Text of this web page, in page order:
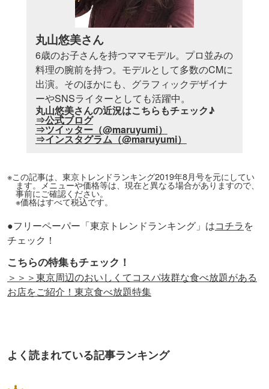
丸山悠美さん
6歳のお子さんを持つママモデル。プロ並みの
料理の腕前を持つ。モデルとして多数のCMに
出演。そのほかにも、グラフィックデザイナ
ーやSNSライターとしても活躍中。
丸山悠美さんの近況はこちらもチェック♪
⇒公式ブログ
⇒ツイッター（@maruyumi）
⇒インスタグラム（@maruyumi）
※この記事は、東京トレンドランキング2019年8月号を元にしてい
ます。メニューや価格等は、現在と異なる場合がありますので、
事前にご確認ください。
※価格はすべて税込です。
●フリーペーパー「東京トレンドランキング」はコチラを
チェック！
こちらの特集もチェック！
＞＞＞東京周辺のおいしくてコスパ抜群な食べ放題がある
お店をご紹介！東京食べ放題特集
よく読まれている記事ランキング